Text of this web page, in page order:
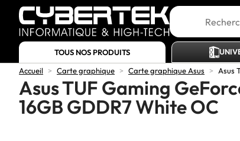
TOUS NOS PRODUITS
Accueil
> Carte graphique > Carte graphique Asus > Asus
Asus TUF Gaming
16GB GDDR7 White OC